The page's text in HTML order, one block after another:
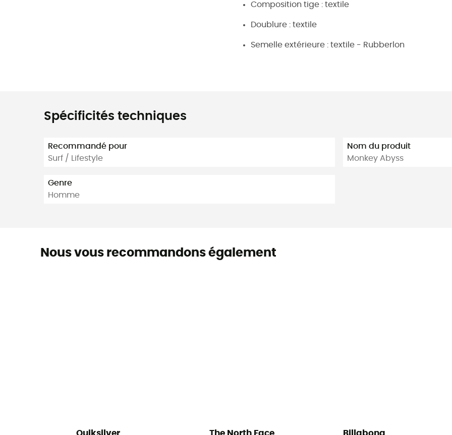
Composition tige : textile
Doublure : textile
Semelle extérieure : textile - Rubberlon
Spécificités techniques
Recommandé pour
Surf / Lifestyle
Genre
Homme
Nom du produit
Monkey Abyss
Nous vous recommandons également